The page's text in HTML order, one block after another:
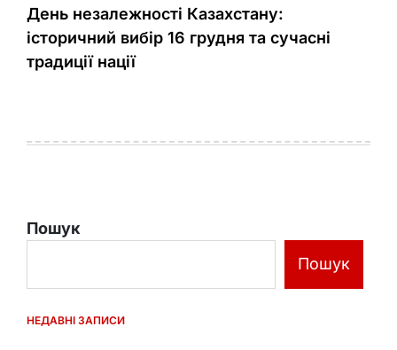
День незалежності Казахстану:
історичний вибір 16 грудня та сучасні
традиції нації
Пошук
Пошук
НЕДАВНІ ЗАПИСИ